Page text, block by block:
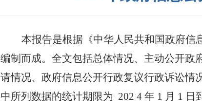
本报告是根据《中华人民共和国政府信
编制而成。全文包括总体情况、主动公开政
请情况、政府信息公开行政复议行政诉讼情
中所列数据的统计期限为 202 4 年 1 月 1 日